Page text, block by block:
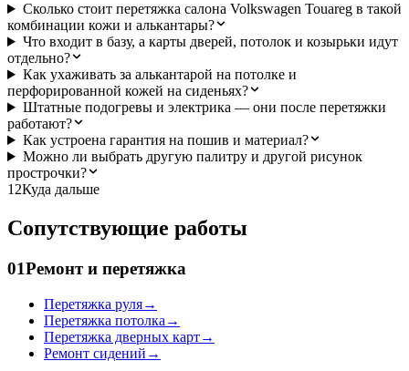
Сколько стоит перетяжка салона Volkswagen Touareg в такой
комбинации кожи и алькантары?
Что входит в базу, а карты дверей, потолок и козырьки идут
отдельно?
Как ухаживать за алькантарой на потолке и
перфорированной кожей на сиденьях?
Штатные подогревы и электрика — они после перетяжки
работают?
Как устроена гарантия на пошив и материал?
Можно ли выбрать другую палитру и другой рисунок
прострочки?
12Куда дальше
Сопутствующие работы
01Ремонт и перетяжка
Перетяжка руля→
Перетяжка потолка →
Перетяжка дверных карт→
Ремонт сидений →